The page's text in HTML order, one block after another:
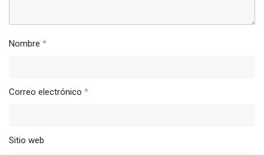
Nombre *
Correo electrónico *
Sitio web